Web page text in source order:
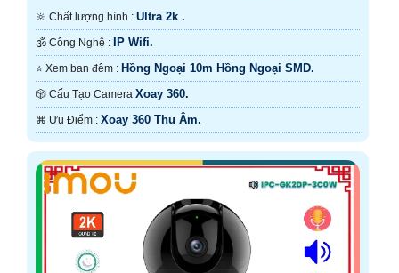
🔆 Chất lượng hình : Ultra 2k .
🕉️ Công Nghệ : IP Wifi.
⭐ Xem ban đêm : Hồng Ngoại 10m Hồng Ngoại SMD.
🎲 Cấu Tạo Camera Xoay 360.
️⌘ Ưu Điểm : Xoay 360 Thu Âm.